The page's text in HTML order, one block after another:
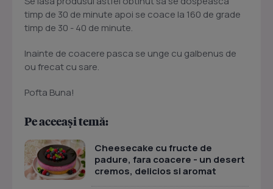
timp de 30 de minute apoi se coace la 160 de grade
timp de 30 - 40 de minute.
Inainte de coacere pasca se unge cu galbenus de
ou frecat cu sare.
Pofta Buna!
Pe aceeași temă:
Cheesecake cu fructe de
padure, fara coacere - un desert
cremos, delicios si aromat